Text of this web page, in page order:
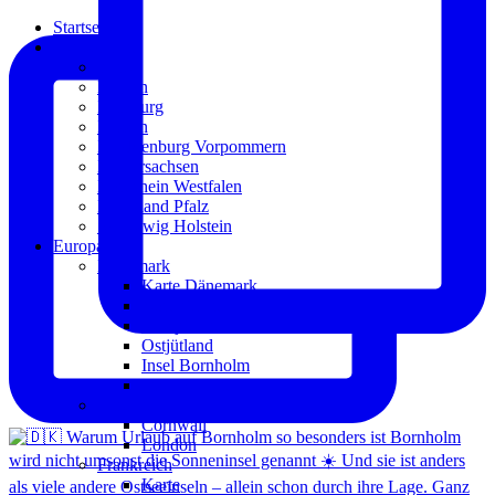
Startseite
Bayern
Hamburg
Hessen
Mecklenburg Vorpommern
Niedersachsen
Nordrhein Westfalen
Rheinland Pfalz
Schleswig Holstein
Europa
Dänemark
Karte Dänemark
Ostjütland
Insel Bornholm
Insel Seeland
Cornwall
London
Frankreich
Karte